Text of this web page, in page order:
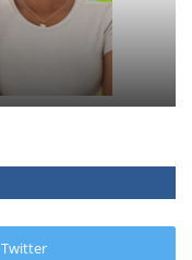
Twitter